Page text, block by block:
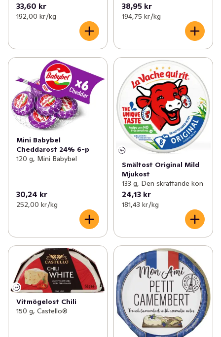
33,60 kr
192,00 kr /kg
38,95 kr
194,75 kr /kg
Mini Babybel
Cheddarost 24% 6-p
120 g, Mini Babybel
30,24 kr
252,00 kr /kg
Smältost Original Mild
Mjukost
133 g, Den skrattande kon
24,13 kr
181,43 kr /kg
Vitmögelost Chili
150 g, Castello®